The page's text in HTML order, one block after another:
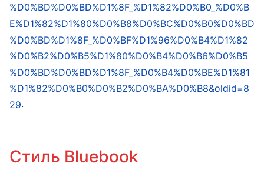
%D0%BD%D0%BD%D1%8F_%D1%82%D0%B0_%D0%B
E%D1%82%D1%80%D0%B8%D0%BC%D0%B0%D0%BD
%D0%BD%D1%8F_%D0%BF%D1%96%D0%B4%D1%82
%D0%B2%D0%B5%D1%80%D0%B4%D0%B6%D0%B5
%D0%BD%D0%BD%D1%8F_%D0%B4%D0%BE%D1%81
%D1%82%D0%B0%D0%B2%D0%BA%D0%B8&oldid=8
29.
Стиль Bluebook